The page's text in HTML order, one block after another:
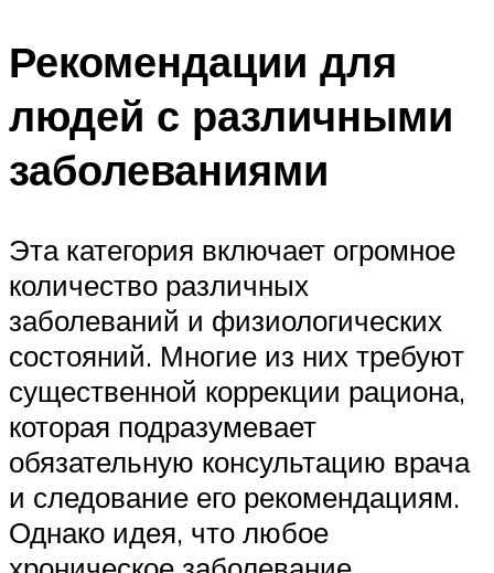
Рекомендации для
людей с различными
заболеваниями
Эта категория включает огромное
количество различных
заболеваний и физиологических
состояний. Многие из них требуют
существенной коррекции рациона,
которая подразумевает
обязательную консультацию врача
и следование его рекомендациям.
Однако идея, что любое